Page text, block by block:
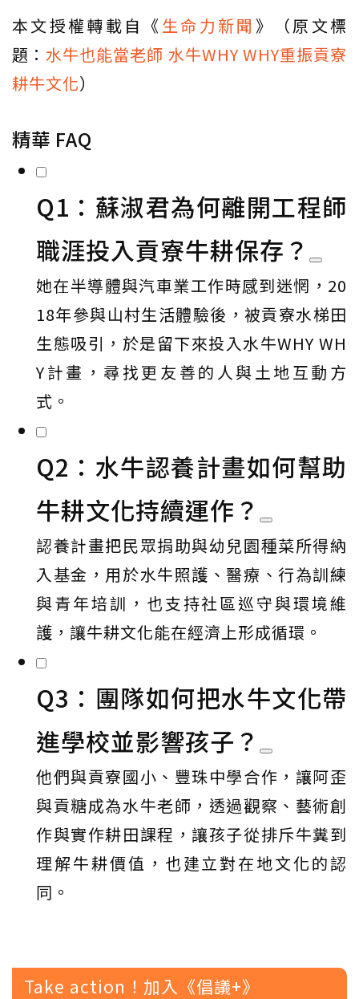
本文授權轉載自《 生命力新聞 》（原文標
題：水牛也能當老師 水牛WHY WHY重振貢寮
耕牛文化）
精華 FAQ
Q1：蘇淑君為何離開工程師
職涯投入貢寮牛耕保存？
她在半導體與汽車業工作時感到迷惘，20
18年參與山村生活體驗後，被貢寮水梯田
生態吸引，於是留下來投入水牛WHY WH
Y計畫，尋找更友善的人與土地互動方
式。
Q2：水牛認養計畫如何幫助
牛耕文化持續運作？
認養計畫把民眾捐助與幼兒園種菜所得納
入基金，用於水牛照護、醫療、行為訓練
與青年培訓，也支持社區巡守與環境維
護，讓牛耕文化能在經濟上形成循環。
Q3：團隊如何把水牛文化帶
進學校並影響孩子？
他們與貢寮國小、豐珠中學合作，讓阿歪
與貢糖成為水牛老師，透過觀察、藝術創
作與實作耕田課程，讓孩子從排斥牛糞到
理解牛耕價值，也建立對在地文化的認
同。
Take action！加入《倡議+》